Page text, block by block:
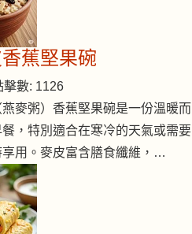
蕉堅果碗
擊數: 1126
麥粥）香蕉堅果碗是一份溫暖而
，特別適合在寒冷的天氣或需要
用。麥皮富含膳食纖維，…